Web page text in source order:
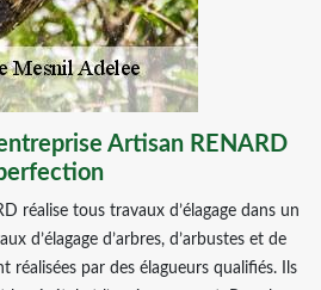
Artisan RENARD
réalise tous travaux d’élagage dans un
d’élagage d’arbres, d’arbustes et de
réalisées par des élagueurs qualifiés. Ils